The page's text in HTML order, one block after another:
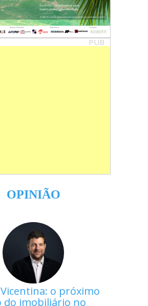
PUB
OPINIÃO
o próximo
do imobiliário no